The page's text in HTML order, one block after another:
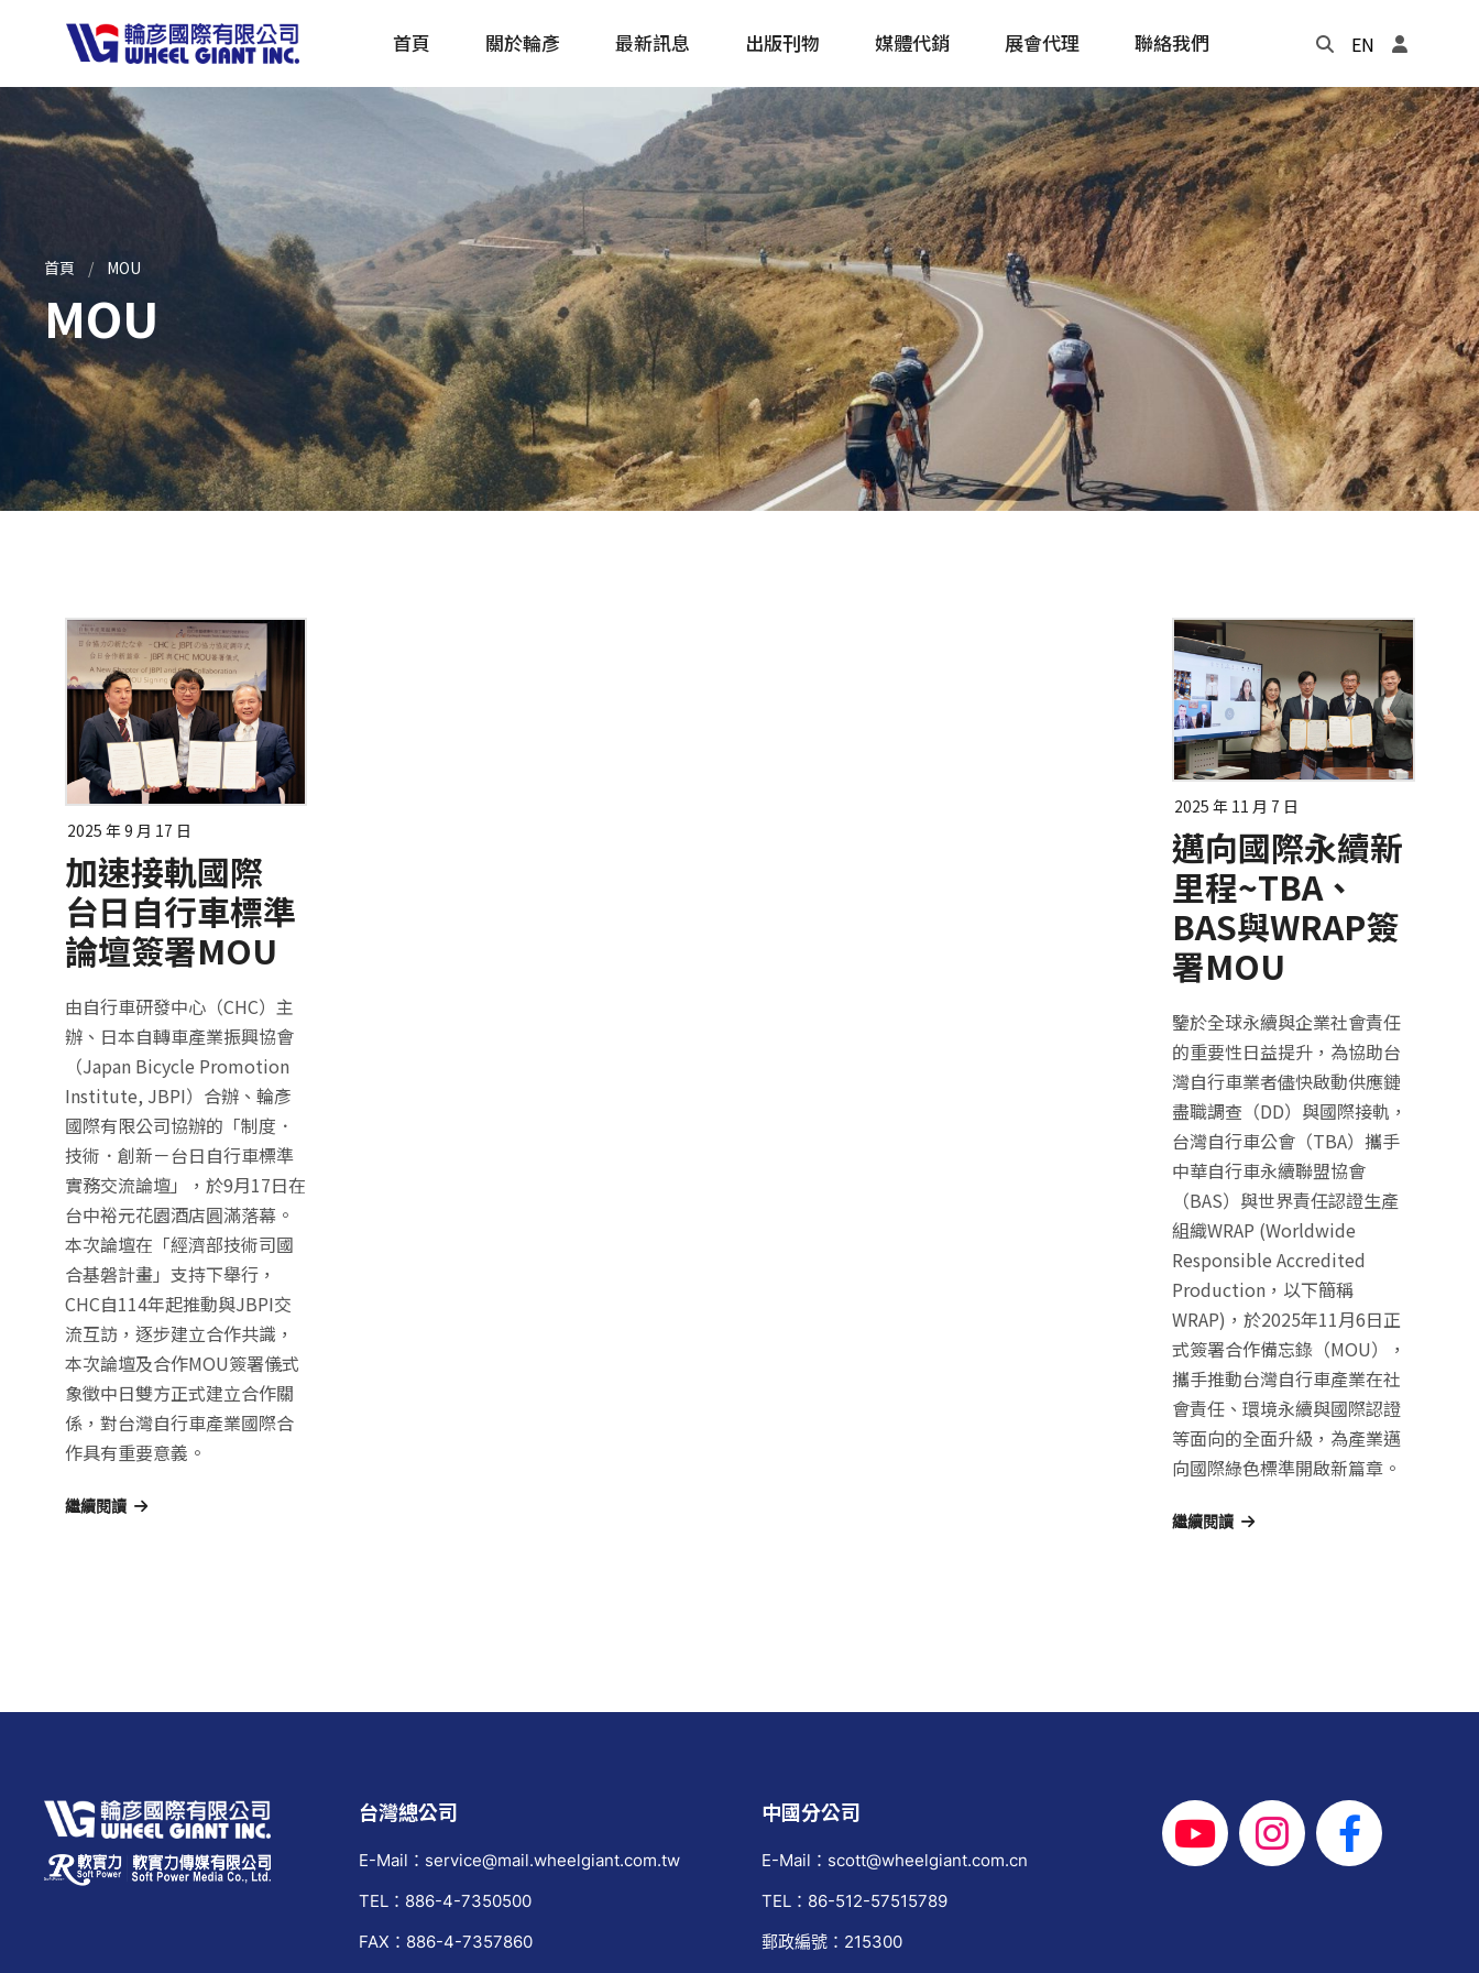
首頁 關於輪彥 最新訊息 出版刊物
產品採購指南 TBS
全球電動自行車專刊 EBS
自行車&電動車市場快訊
Bike & E-Bike Market
Update
單車誌 Cycling Update
簡體版 單車志 Bicycling
戶外探索 Outside
主題書籍
年度記事本
媒體代銷 展會代理 聯絡我們 EN
首頁 MOU
MOU
2025 年 9 月 17 日
加速接軌國際
台日自行車標準
論壇簽署MOU
由自行車研發中心（CHC）主
辦、日本自轉車產業振興協會
（Japan Bicycle Promotion
Institute, JBPI）合辦、輪彥
國際有限公司協辦的「制度．
技術．創新－台日自行車標準
實務交流論壇」，於9月17日在
台中裕元花園酒店圓滿落幕。
本次論壇在「經濟部技術司國
合基磐計畫」支持下舉行，
CHC自114年起推動與JBPI交
流互訪，逐步建立合作共識，
本次論壇及合作MOU簽署儀式
象徵中日雙方正式建立合作關
係，對台灣自行車產業國際合
作具有重要意義。
繼續閱讀
2025 年 11 月 7 日
邁向國際永續新
里程~TBA、
BAS與WRAP簽
署MOU
鑒於全球永續與企業社會責任
的重要性日益提升，為協助台
灣自行車業者儘快啟動供應鏈
盡職調查（DD）與國際接軌，
台灣自行車公會（TBA）攜手
中華自行車永續聯盟協會
（BAS）與世界責任認證生產
組織WRAP (Worldwide
Responsible Accredited
Production，以下簡稱
WRAP)，於2025年11月6日正
式簽署合作備忘錄（MOU），
攜手推動台灣自行車產業在社
會責任、環境永續與國際認證
等面向的全面升級，為產業邁
向國際綠色標準開啟新篇章。
繼續閱讀
台灣總公司
E-Mail：service@mail.wheelgiant.com.tw
TEL：886-4-7350500
FAX：886-4-7357860
中國分公司
E-Mail：scott@wheelgiant.com.cn
TEL：86-512-57515789
郵政編號：215300